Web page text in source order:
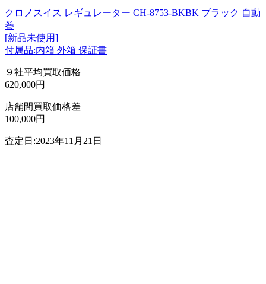
クロノスイス レギュレーター CH-8753-BKBK ブラック 自動
巻
[新品未使用]
付属品:内箱 外箱 保証書
９社平均買取価格
620,000円
店舗間買取価格差
100,000円
査定日:2023年11月21日